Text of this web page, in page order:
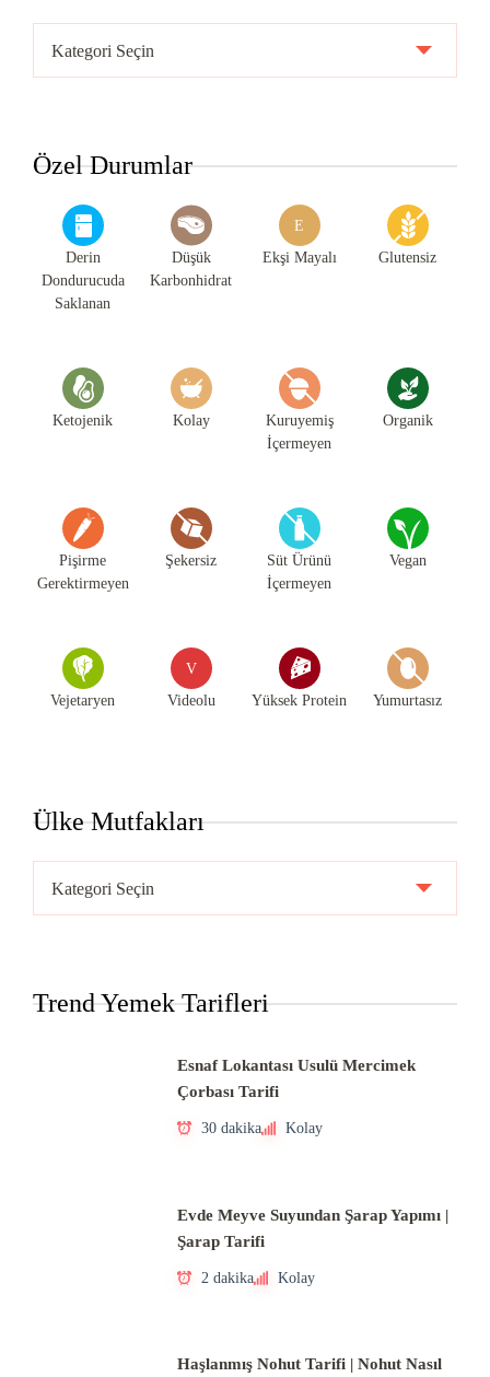
Kategorileri
Özel Durumlar
Derin
Dondurucuda
Saklanan
Düşük
Karbonhidrat
E
Ekşi Mayalı Glutensiz
Ketojenik Kolay
Kuruyemiş
İçermeyen
Organik
Pişirme
Gerektirmeyen
Şekersiz
Süt Ürünü
İçermeyen
Vegan
Vejetaryen
V
Videolu Yüksek Protein Yumurtasız
Ülke Mutfakları
Mutfakları
Trend Yemek Tarifleri
Esnaf Lokantası Usulü Mercimek
Çorbası Tarifi
30 dakika Kolay
Evde Meyve Suyundan Şarap Yapımı |
Şarap Tarifi
2 dakika Kolay
Haşlanmış Nohut Tarifi | Nohut Nasıl